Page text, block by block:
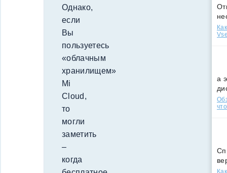
Однако,
если
Вы
пользуетесь
«облачным
хранилищем»
Mi
Cloud,
то
могли
заметить
–
когда
а